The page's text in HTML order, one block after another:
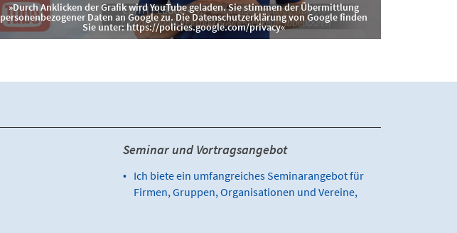
Durch Anklicken der Grafik wird YouTube geladen. Sie stimmen der Übermittlung
personenbezogener Daten an Google zu. Die Datenschutzerklärung von Google finden
Sie unter: https://policies.google.com/privacy
Seminar und Vortragsangebot
Ich biete ein umfangreiches Seminarangebot für
Firmen, Gruppen, Organisationen und Vereine,